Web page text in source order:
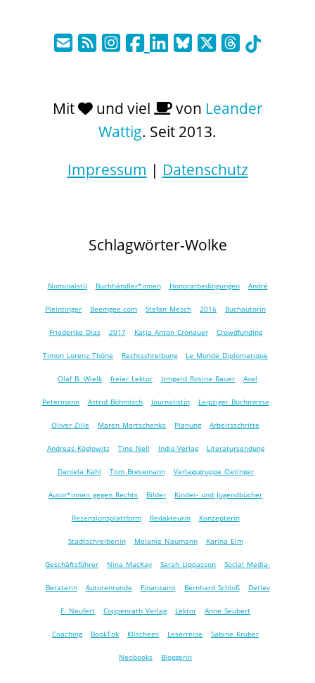
Mit und viel von Leander
Wattig. Seit 2013.
Impressum | Datenschutz
Schlagwörter-Wolke
Nominalstil Buchhändler*innen Honorarbedingungen André
Pleintinger Beemgee.com Stefan Mesch 2016 Buchautorin
Friederike Diaz 2017 Katja Anton Cronauer Crowdfunding
Timon Lorenz Thöne Rechtschreibung Le Monde Diplomatique
Olaf B. Wielk freier Lektor Irmgard Rosina Bauer Axel
Petermann Astrid Böhmisch Journalistin Leipziger Buchmesse
Oliver Zille Maren Martschenko Planung Arbeitsschritte
Andreas Köglowitz Tine Nell Indie-Verlag Literatursendung
Daniela Kahl Tom Bresemann Verlagsgruppe Oetinger
Autor*innen gegen Rechts Bilder Kinder- und Jugendbücher
Rezensionsplattform Redakteurin Konzepterin
Stadtschreiber:in Melanie Naumann Karina Elm
Geschäftsführer Nina MacKay Sarah Lippasson Social Media-
Beraterin Autorenrunde Finanzamt Bernhard Schloß Detlev
F. Neufert Coppenrath Verlag Lektor Anne Seubert
Coaching BookTok Klischees Leserreise Sabine Kruber
Neobooks Bloggerin